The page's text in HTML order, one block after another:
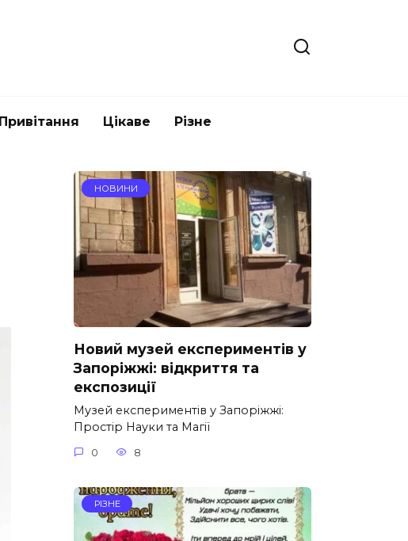
Привітання Цікаве Різне
НОВИНИ
Новий музей експериментів у
Запоріжжі: відкриття та
експозиції
Музей експериментів у Запоріжжі:
Простір Науки та Магії
0 8
РІЗНЕ